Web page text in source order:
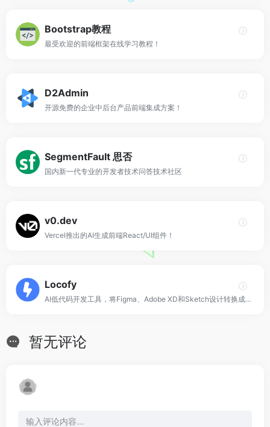
Bootstrap教程
最受欢迎的前端框架在线学习教程！
D2Admin
开源免费的企业中后台产品前端集成方案！
SegmentFault 思否
国内新一代专业的开发者技术问答技术社区
v0.dev
Vercel推出的AI生成前端React/UI组件！
Locofy
AI低代码开发工具，将Figma、Adobe XD和Sketch设计转换成前端代码！
暂无评论